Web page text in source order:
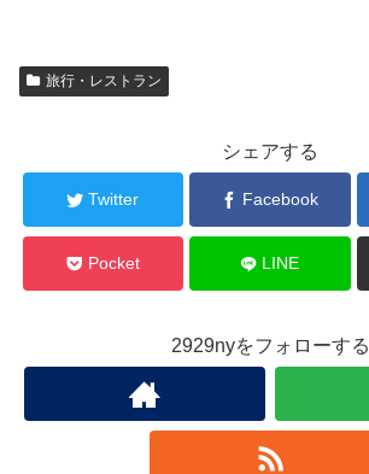
旅行・レストラン
シェアする
Twitter Facebook
Pocket LINE
2929nyをフォローする